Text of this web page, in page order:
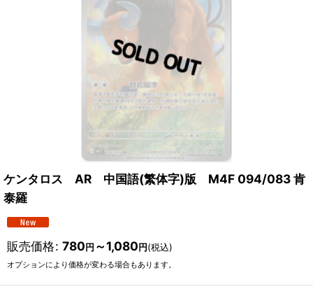
ケンタロス AR 中国語(繁体字)版 M4F 094/083 肯
泰羅
販売価格: 780円 ～1,080円(税込)
オプションにより価格が変わる場合もあります。